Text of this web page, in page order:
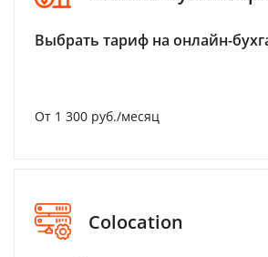
Выбрать тариф на онлайн-
От 1 300 руб./месяц
Colocation